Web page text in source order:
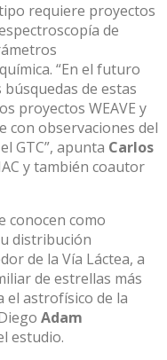
requiere proyectos
de
“En el futuro
de estas
proyectos WEAVE y
con observaciones del
GTC”, apunta Carlos
y también coautor
conocen como
distribución
de la Vía Láctea, a
de estrellas más
el astrofísico de la
Adam
estudio.